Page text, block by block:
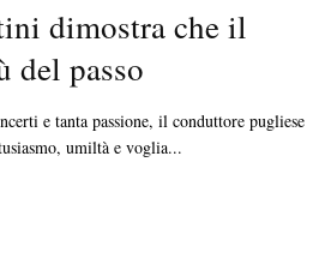
dimostra che il
del passo
e tanta passione, il conduttore pugliese
umiltà e voglia...